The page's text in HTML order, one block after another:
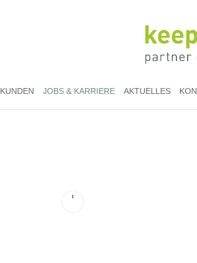
KUNDEN JOBS & KARRIERE AKTUELLES